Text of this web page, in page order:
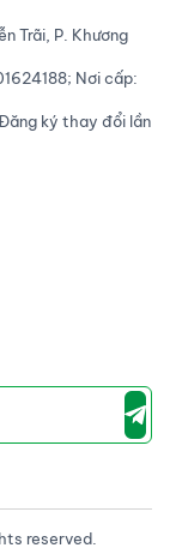
Trãi, P. Khương
Nơi cấp:
ký thay đổi lần
reserved.